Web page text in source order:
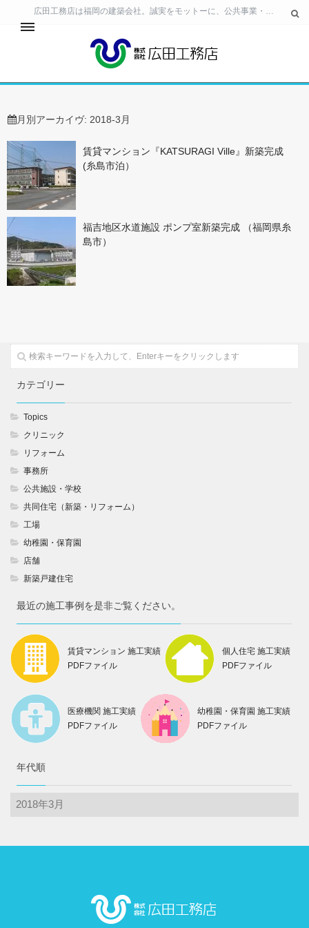
広田工務店は福岡の建築会社。誠実をモットーに、公共事業・民間ビル・住宅の建築 工事から、生活空間の提案・土地活用のご相談まで、幅広いニーズに対応しています。
月別アーカイヴ: 2018-3月
賃貸マンション『KATSURAGI Ville』新築完成
(糸島市泊）
福吉地区水道施設 ポンプ室新築完成 （福岡県糸
島市）
カテゴリー
Topics
クリニック
リフォーム
事務所
公共施設・学校
共同住宅（新築・リフォーム）
工場
幼稚園・保育園
店舗
新築戸建住宅
最近の施工事例を是非ご覧ください。
賃貸マンション 施工実績
PDFファイル
個人住宅 施工実績
PDFファイル
医療機関 施工実績
PDFファイル
幼稚園・保育園 施工実績
PDFファイル
年代順
年